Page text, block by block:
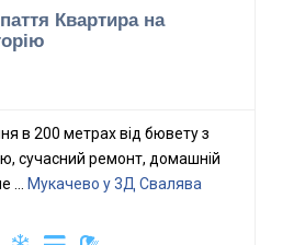
Квартира на
в 200 метрах від бювету з
сучасний ремонт, домашній
...
Мукачево у 3Д Свалява